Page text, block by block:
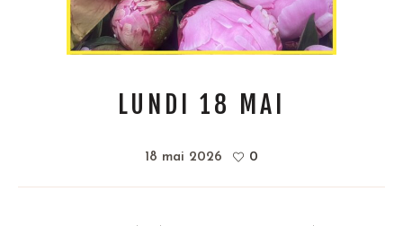
LUNDI 18 MAI
18 mai 2026 0